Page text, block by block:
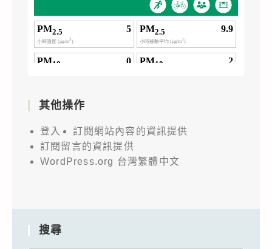
其他操作
登入
訂閱網站內容的資訊提供
訂閱留言的資訊提供
WordPress.org 台灣繁體中文
搜尋